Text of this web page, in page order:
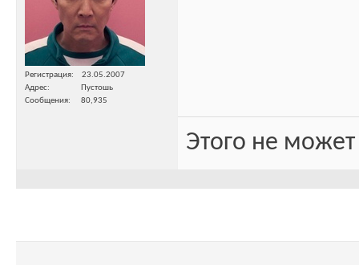
Регистрация
23.05.2007
Адрес
Пустошь
Сообщения
80,935
Этого не